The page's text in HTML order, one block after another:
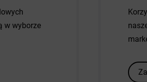
w wyborze